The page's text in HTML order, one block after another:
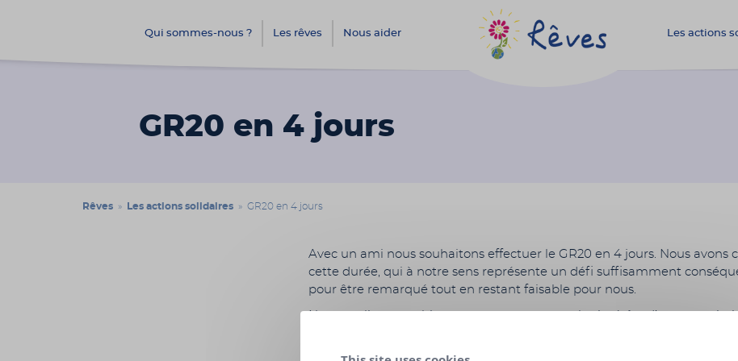
Qui sommes-nous ? Les rêves Nous aider Les actions
GR20 en 4 jours
Rêves » Les actions solidaires » GR20 en 4 jours
Avec un ami nous souhaitons effectuer le GR20 en 4 jours. Nous avons
cette durée, qui à notre sens représente un défi suffisamment
pour être remarqué tout en restant faisable pour nous.